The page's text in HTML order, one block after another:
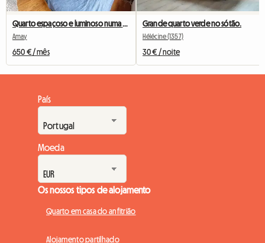
Amay
650 € / mês
Grande quarto verde no sótão.
Hélécine (1357)
30 € / noite
País
Moeda
Os nossos tipos de alojamento
Quarto em casa do anfitrião
Alojamento partilhado